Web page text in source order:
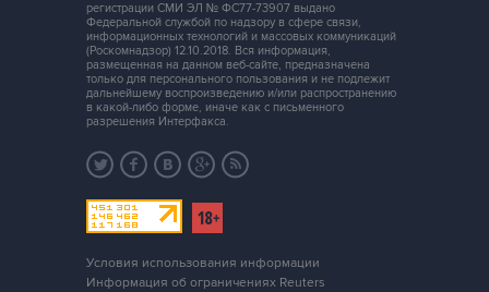
регистрации СМИ ЭЛ № ФС77-73907 выдано
Федеральной службой по надзору в сфере связи,
информационных технологий и массовых коммуникаций
(Роскомнадзор) 12.10.2018. Вся информация,
размещенная на данном веб-сайте, предназначена
только для персонального пользования и не подлежит
дальнейшему воспроизведению и/или распространению
в какой-либо форме, иначе как с письменного
разрешения Интерфакса.
Условия использования информации
Информация об ограничениях Reuters